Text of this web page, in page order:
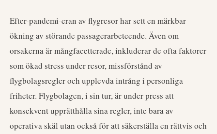
Efter-pandemi-eran av flygresor har sett en märkbar
ökning av störande passagerarbeteende. Även om
orsakerna är mångfacetterade, inkluderar de ofta faktorer
som ökad stress under resor, missförstånd av
flygbolagsregler och upplevda intrång i personliga
friheter. Flygbolagen, i sin tur, är under press att
konsekvent upprätthålla sina regler, inte bara av
operativa skäl utan också för att säkerställa en rättvis och